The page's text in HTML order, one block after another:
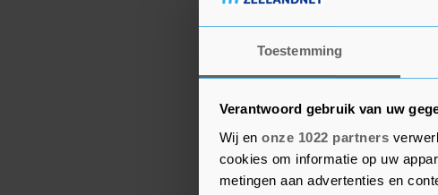
Toestemming
Verantwoord gebruik van uw
Wij en onze 1022 partners
cookies om informatie op uw
metingen aan advertenties en